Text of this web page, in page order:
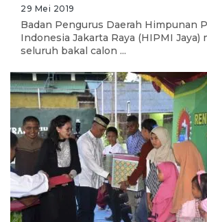
29 Mei 2019
Badan Pengurus Daerah Himpunan
Indonesia Jakarta Raya (HIPMI Jaya)
seluruh bakal calon ...